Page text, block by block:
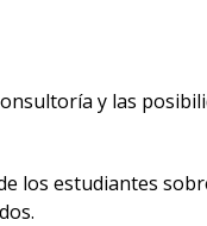
y las
los estudiantes